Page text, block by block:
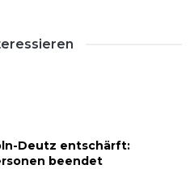
Deutz entschärft:
beendet